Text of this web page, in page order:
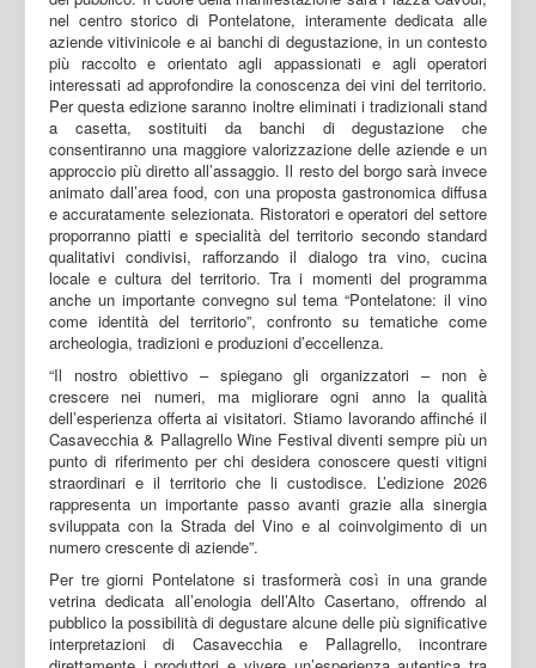
nel centro storico di Pontelatone, interamente dedicata alle
aziende vitivinicole e ai banchi di degustazione, in un contesto
più raccolto e orientato agli appassionati e agli operatori
interessati ad approfondire la conoscenza dei vini del territorio.
Per questa edizione saranno inoltre eliminati i tradizionali stand
a casetta, sostituiti da banchi di degustazione che
consentiranno una maggiore valorizzazione delle aziende e un
approccio più diretto all’assaggio. Il resto del borgo sarà invece
animato dall’area food, con una proposta gastronomica diffusa
e accuratamente selezionata. Ristoratori e operatori del settore
proporranno piatti e specialità del territorio secondo standard
qualitativi condivisi, rafforzando il dialogo tra vino, cucina
locale e cultura del territorio. Tra i momenti del programma
anche un importante convegno sul tema “Pontelatone: il vino
come identità del territorio”, confronto su tematiche come
archeologia, tradizioni e produzioni d’eccellenza.
“Il nostro obiettivo – spiegano gli organizzatori – non è
crescere nei numeri, ma migliorare ogni anno la qualità
dell’esperienza offerta ai visitatori. Stiamo lavorando affinché il
Casavecchia & Pallagrello Wine Festival diventi sempre più un
punto di riferimento per chi desidera conoscere questi vitigni
straordinari e il territorio che li custodisce. L’edizione 2026
rappresenta un importante passo avanti grazie alla sinergia
sviluppata con la Strada del Vino e al coinvolgimento di un
numero crescente di aziende”.
Per tre giorni Pontelatone si trasformerà così in una grande
vetrina dedicata all’enologia dell’Alto Casertano, offrendo al
pubblico la possibilità di degustare alcune delle più significative
interpretazioni di Casavecchia e Pallagrello, incontrare